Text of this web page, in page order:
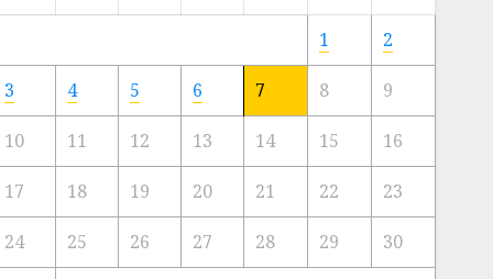
Artis
Kota
23/11/2024
0
1 2
3 4 5 6 7 8 9
10 11 12 13 14 15 16
17 18 19 20 21 22 23
24 25 26 27 28 29 30